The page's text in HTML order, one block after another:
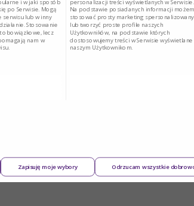
palec powinien być skierowany do dołu,
krążka krwią.
i w jaki sposób
po Serwisie. Mogą
serwisu lub w inny
Stosowanie
obowiązkowe, lecz
nam w
personalizacji treści wyświetlanych w Serwisie.
Na podstawie posiadanych informacji
stosować prosty marketing spersonalizowany
lub tworzyć proste profile naszych
Użytkowników, na podstawie których
dostosowujemy treści w Serwisie wyświetlane
naszym Użytkownikom.
Zapisuję moje wybory Odrzucam wszystkie